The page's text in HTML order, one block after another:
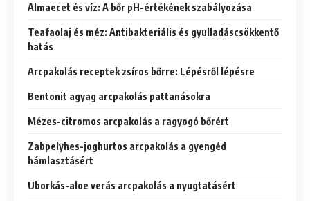
Almaecet és víz: A bőr pH-értékének szabályozása
Teafaolaj és méz: Antibakteriális és gyulladáscsökkentő
hatás
Arcpakolás receptek zsíros bőrre: Lépésről lépésre
Bentonit agyag arcpakolás pattanásokra
Mézes-citromos arcpakolás a ragyogó bőrért
Zabpelyhes-joghurtos arcpakolás a gyengéd
hámlasztásért
Uborkás-aloe verás arcpakolás a nyugtatásért